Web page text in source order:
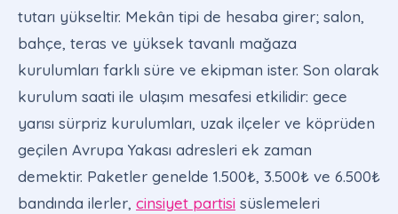
tutarı yükseltir. Mekân tipi de hesaba girer; salon,
bahçe, teras ve yüksek tavanlı mağaza
kurulumları farklı süre ve ekipman ister. Son olarak
kurulum saati ile ulaşım mesafesi etkilidir: gece
yarısı sürpriz kurulumları, uzak ilçeler ve köprüden
geçilen Avrupa Yakası adresleri ek zaman
demektir. Paketler genelde 1.500₺, 3.500₺ ve 6.500₺
bandında ilerler, cinsiyet partisi süslemeleri